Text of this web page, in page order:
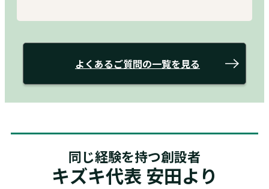
よくあるご質問の一覧を見る
同じ経験を持つ創設者
キズキ代表 安田より